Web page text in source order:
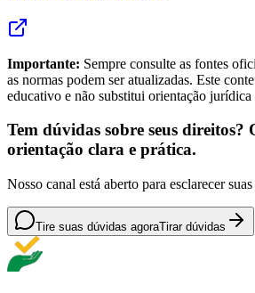
Importante: Sempre consulte as fontes
as normas podem ser atualizadas. Este
educativo e não substitui orientação jurídica
Tem dúvidas sobre seus direitos?
orientação clara e prática.
Nosso canal está aberto para esclarecer
Tire suas dúvidas agoraTirar dúvidas